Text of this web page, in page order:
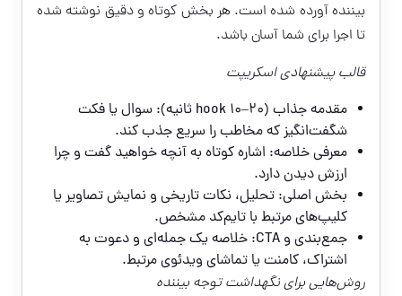
بیننده آورده شده است. هر بخش کوتاه و دقیق نوشته شده
تا اجرا برای شما آسان باشد.
قالب پیشنهادی اسکریپت
مقدمه جذاب (hook 10–20 ثانیه): سوال یا فکت
شگفت‌انگیز که مخاطب را سریع جذب کند.
معرفی خلاصه: اشاره کوتاه به آنچه خواهید گفت و چرا
ارزش دیدن دارد.
بخش اصلی: تحلیل، نکات تاریخی و نمایش تصاویر یا
کلیپ‌های مرتبط با تایم‌کد مشخص.
جمع‌بندی و CTA: خلاصه یک جمله‌ای و دعوت به
اشتراک، کامنت یا تماشای ویدئوی مرتبط.
روش‌هایی برای نگهداشت توجه بیننده